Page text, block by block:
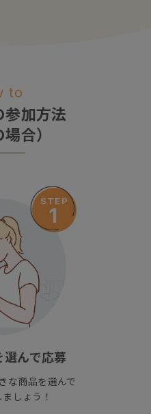
to
参加方法
場合）
STEP
1
選んで応募
な商品を選んで
しょう！